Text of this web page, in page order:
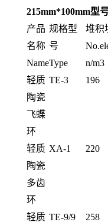
215mm*100mm型
产品
名称
Name
规格型
号
Type
堆积
n/m3
轻质
陶瓷
飞蝶
环
TE-3 196
轻质
陶瓷
多齿
环
XA-1 220
轻质 TE-9/9 258